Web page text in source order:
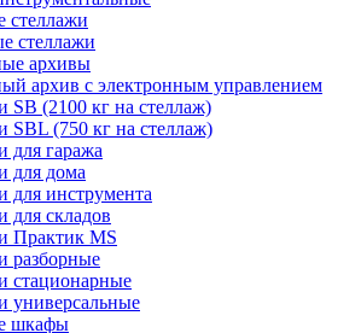
стеллажи
стеллажи
архивы
архив с электронным управлением
SB (2100 кг на стеллаж)
SBL (750 кг на стеллаж)
для гаража
для дома
для инструмента
для складов
Практик MS
разборные
стационарные
универсальные
шкафы